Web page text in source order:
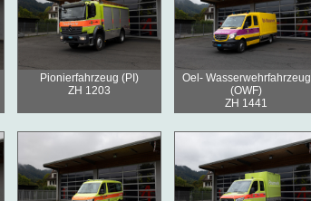
Pionierfahrzeug (PI)
ZH 1203
Oel- Wasserwehrfahrzeug
(OWF)
ZH 1441